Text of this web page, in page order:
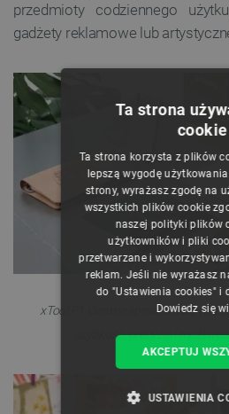
przedmioty codziennego
gadżety reklamowe lub
xTool F1 idealnie sprawdza się
szybkość, precyzja i
Ta strona
cookie
Ta strona korzysta z plików
lepszą wygodę
strony, wyrażasz zgodę na
wszystkich plików cookie
naszej polityki plików
użytkowników i pliki
przetwarzane i
reklam. Jeśli nie wyrażasz
do "Ustawienia cookies" i
Dowiedz się
AKCEPTUJ
USTAWIENIA